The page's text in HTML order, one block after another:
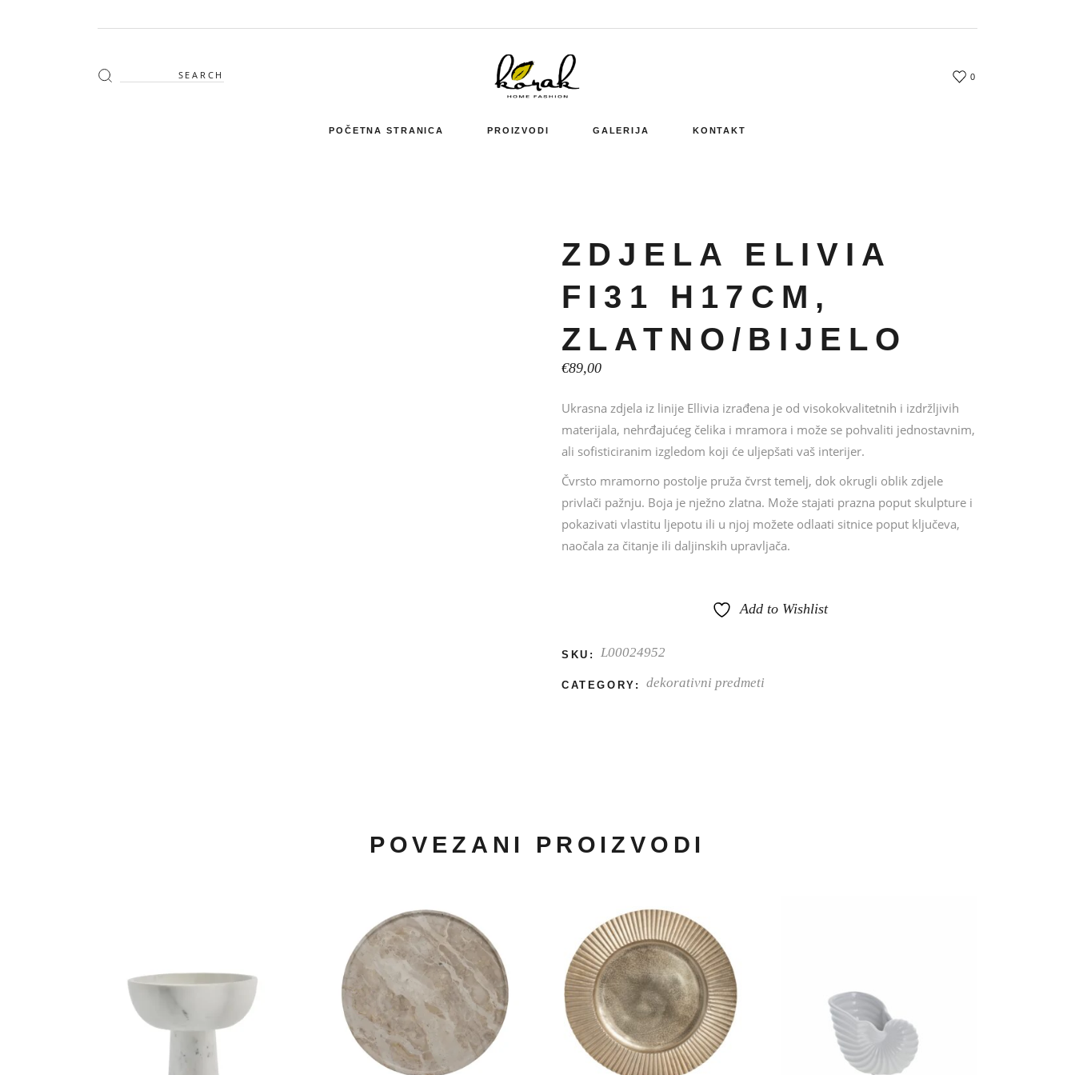
Search
for: 0
POČETNA STRANICA PROIZVODI GALERIJA KONTAKT
ZDJELA ELIVIA
FI31 H17CM,
ZLATNO/BIJELO
€89,00
Ukrasna zdjela iz linije Ellivia izrađena je od visokokvalitetnih i izdržljivih
materijala, nehrđajućeg čelika i mramora i može se pohvaliti jednostavnim,
ali sofisticiranim izgledom koji će uljepšati vaš interijer.
Čvrsto mramorno postolje pruža čvrst temelj, dok okrugli oblik zdjele
privlači pažnju. Boja je nježno zlatna. Može stajati prazna poput skulpture i
pokazivati vlastitu ljepotu ili u njoj možete odlaati sitnice poput ključeva,
naočala za čitanje ili daljinskih upravljača.
Add to Wishlist
SKU: L00024952
CATEGORY: dekorativni predmeti
POVEZANI PROIZVODI